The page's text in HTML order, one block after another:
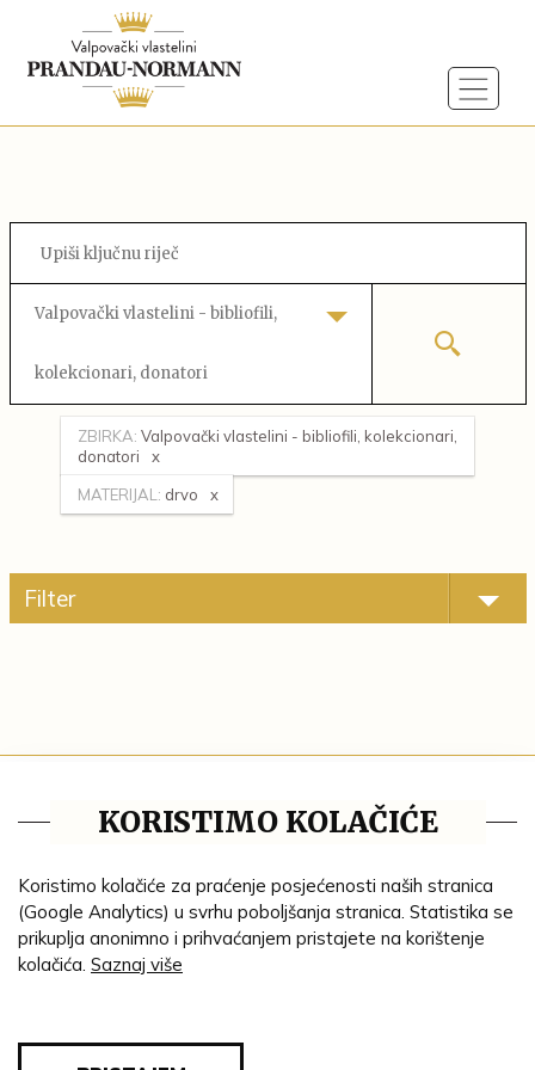
Valpovački vlastelini - bibliofili,
kolekcionari, donatori
ZBIRKA: Valpovački vlastelini - bibliofili, kolekcionari,
donatori
MATERIJAL: drvo
Filter
Impresum
Ustanove
Lenta vremena
Genealogija
KORISTIMO KOLAČIĆE
Koristimo kolačiće za praćenje posjećenosti naših stranica
(Google Analytics) u svrhu poboljšanja stranica. Statistika se
prikuplja anonimno i prihvaćanjem pristajete na korištenje
kolačića. Saznaj više